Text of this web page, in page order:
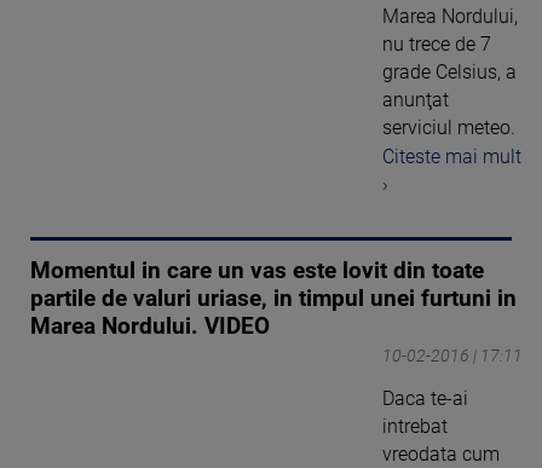
Marea Nordului,
nu trece de 7
grade Celsius, a
anunţat
serviciul meteo.
Citeste mai mult
›
Momentul in care un vas este lovit din toate
partile de valuri uriase, in timpul unei furtuni in
Marea Nordului. VIDEO
10-02-2016 | 17:11
Daca te-ai
intrebat
vreodata cum